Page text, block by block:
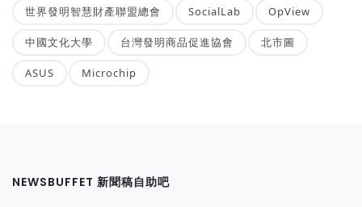
世界發明智慧財產聯盟總會 SocialLab OpView
中國文化大學 台灣發明商品促進協會 北市圖
ASUS Microchip
NEWSBUFFET 新聞稿自助吧